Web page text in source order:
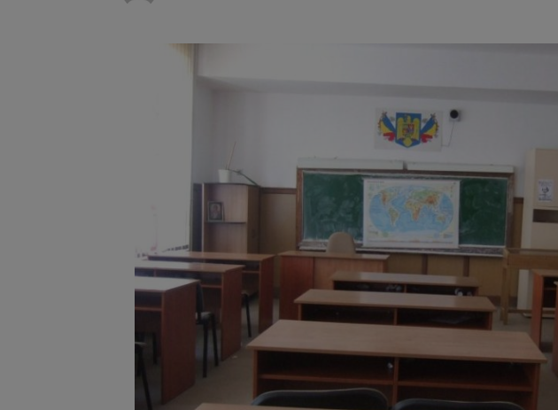
Se schimbă examenul de medic